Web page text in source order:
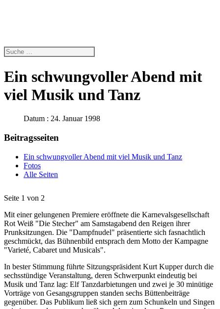
Ein schwungvoller Abend mit
viel Musik und Tanz
Datum : 24. Januar 1998
Beitragsseiten
Ein schwungvoller Abend mit viel Musik und Tanz
Fotos
Alle Seiten
Seite 1 von 2
Mit einer gelungenen Premiere eröffnete die Karnevalsgesellschaft
Rot Weiß "Die Stecher" am Samstagabend den Reigen ihrer
Prunksitzungen. Die "Dampfnudel" präsentierte sich fasnachtlich
geschmückt, das Bühnenbild entsprach dem Motto der Kampagne
"Varieté, Cabaret und Musicals".
In bester Stimmung führte Sitzungspräsident Kurt Kupper durch die
sechsstündige Veranstaltung, deren Schwerpunkt eindeutig bei
Musik und Tanz lag: Elf Tanzdarbietungen und zwei je 30 minütige
Vorträge von Gesangsgruppen standen sechs Büttenbeiträge
gegenüber. Das Publikum ließ sich gern zum Schunkeln und Singen